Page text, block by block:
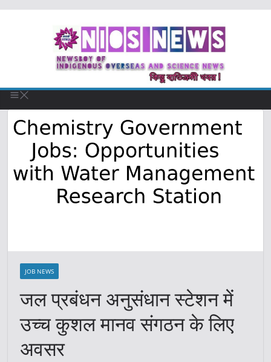
JOB NEWS
जल प्रबंधन अनुसंधान स्टेशन में
उच्च कुशल मानव संगठन के लिए
अवसर